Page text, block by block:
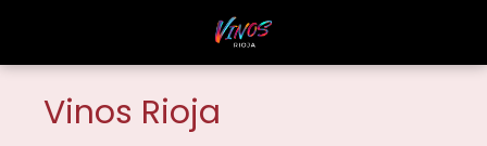
Vinos Rioja